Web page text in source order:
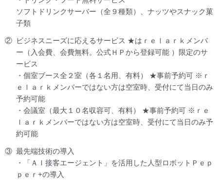
ソフトドリンクサーバー（全９種類）、ナッツやスナック菓
子類
②
ビジネスニーズに応えるサービス ★はｒｅｌａｒｋメンバ
ー（入会費、会費無料。公式ＨＰから登録可能 ）限定のサ
ービス
・個室ブース全２室（各１名用、有料） ★事前予約可 ※ｒ
ｅｌａｒｋメンバーではない方は空室時、受付にて当日のみ
予約可能
・会議室（最大１０名収容可、有料） ★事前予約可 ※ｒｅ
ｌａｒｋメンバーではない方は空室時、受付にて当日のみ予
約可能
③ 最先端技術の導入
・「ＡＩ接客エージェント」を活用した人型ロボットＰｅｐ
ｐｅｒ+の導入